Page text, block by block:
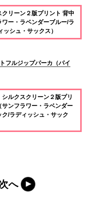
リーン２版プリント 背中
ー・ラベンダーブルー/ラ
シュ・サックス）
フルジップパーカ（パイ
ルクスクリーン２版プリ
ンフラワー・ラベンダー
/ラディッシュ・サック
へ